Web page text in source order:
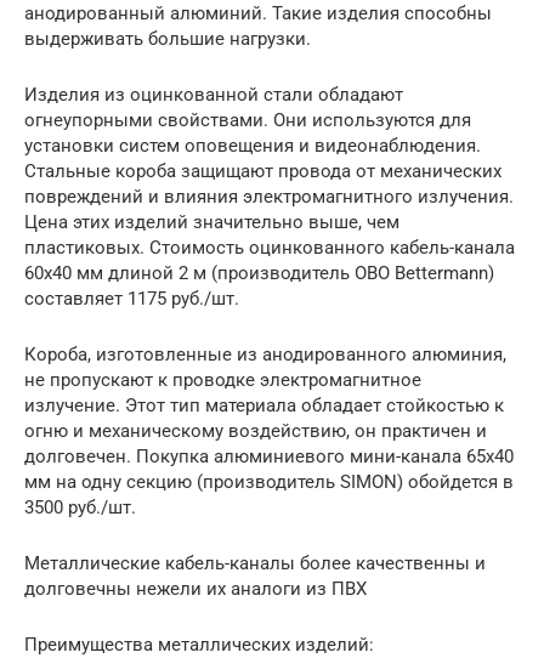
анодированный алюминий. Такие изделия способны
выдерживать большие нагрузки.
Изделия из оцинкованной стали обладают
огнеупорными свойствами. Они используются для
установки систем оповещения и видеонаблюдения.
Стальные короба защищают провода от механических
повреждений и влияния электромагнитного излучения.
Цена этих изделий значительно выше, чем
пластиковых. Стоимость оцинкованного кабель-канала
60х40 мм длиной 2 м (производитель OBO Bettermann)
составляет 1175 руб./шт.
Короба, изготовленные из анодированного алюминия,
не пропускают к проводке электромагнитное
излучение. Этот тип материала обладает стойкостью к
огню и механическому воздействию, он практичен и
долговечен. Покупка алюминиевого мини-канала 65х40
мм на одну секцию (производитель SIMON) обойдется в
3500 руб./шт.
Металлические кабель-каналы более качественны и
долговечны нежели их аналоги из ПВХ
Преимущества металлических изделий: